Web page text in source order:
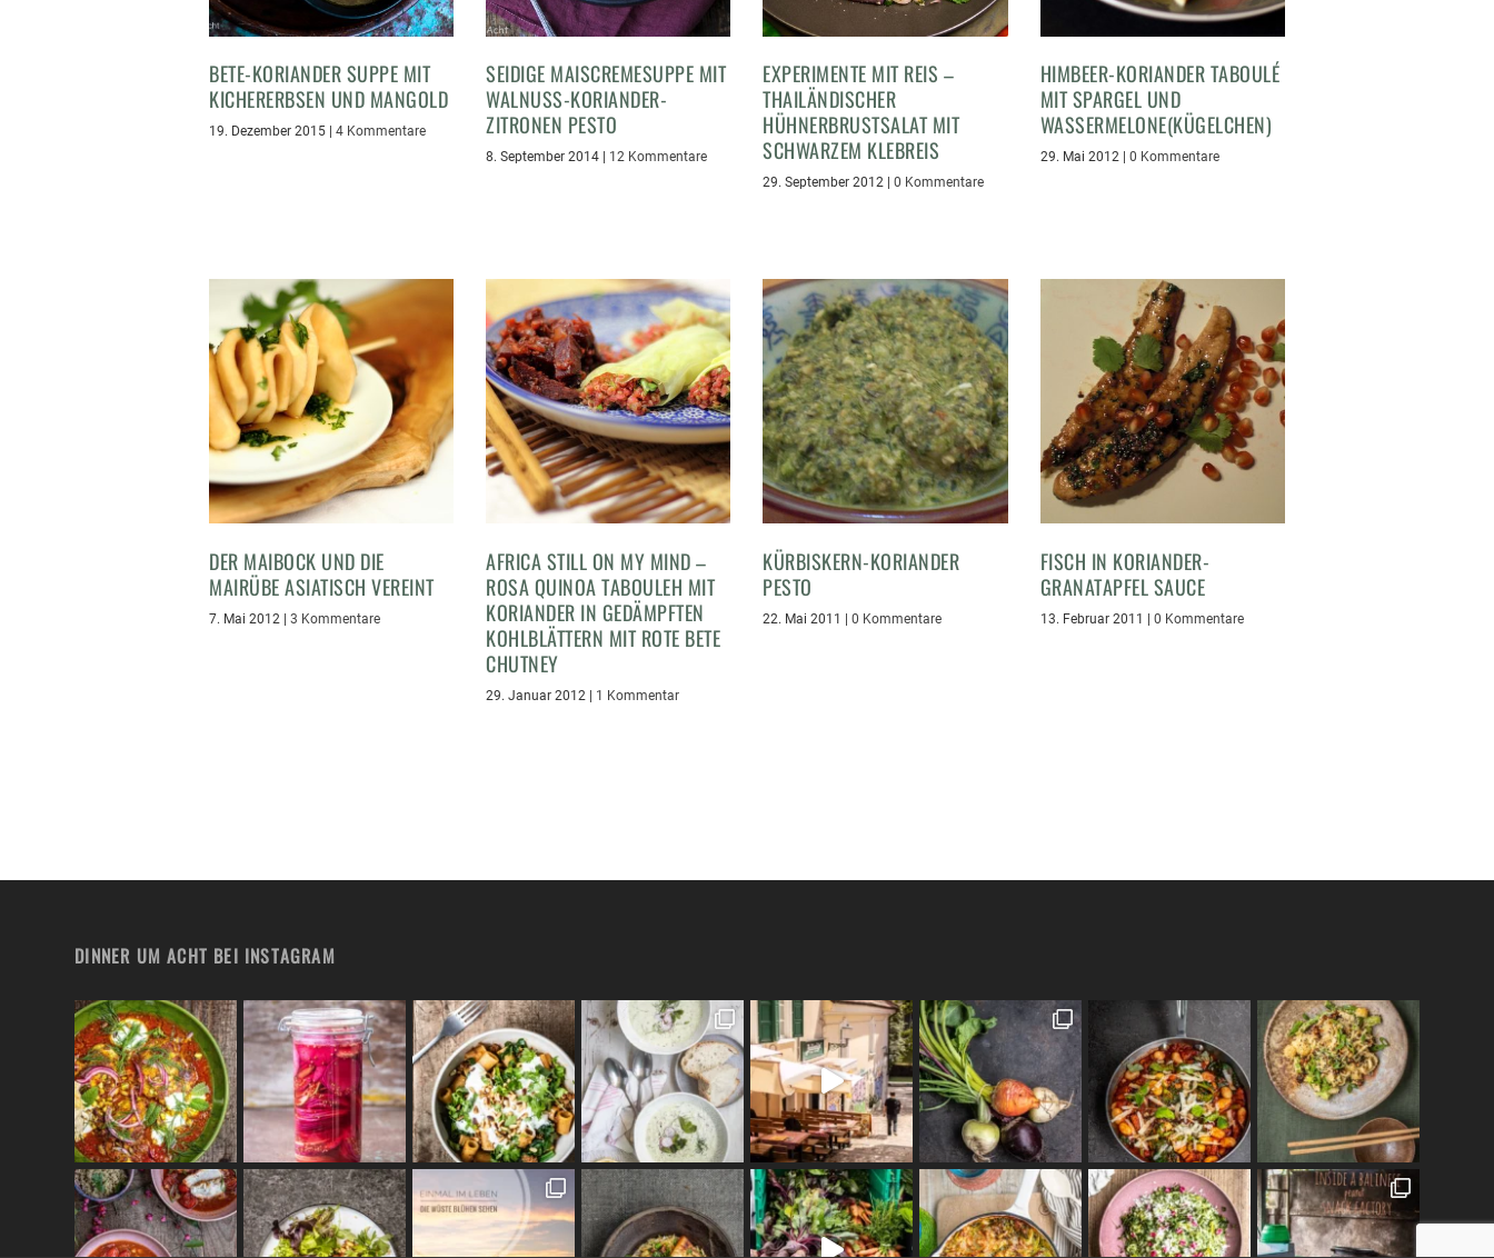
BETE-KORIANDER SUPPE MIT
KICHERERBSEN UND MANGOLD
19. Dezember 2015 |4 Kommentare
SEIDIGE MAISCREMESUPPE MIT
WALNUSS-KORIANDER-
ZITRONEN PESTO
8. September 2014 12 Kommentare
EXPERIMENTE MIT REIS –
THAILÄNDISCHER
HÜHNERBRUSTSALAT MIT
SCHWARZEM KLEBREIS
29. September 2012 |0 Kommentare
HIMBEER-KORIANDER TABOULÉ
MIT SPARGEL UND
WASSERMELONE(KÜGELCHEN)
29. Mai 2012| 0 Kommentare
DER MAIBOCK UND DIE
MAIRÜBE ASIATISCH VEREINT
7. Mai 2012 |3 Kommentare
AFRICA STILL ON MY MIND –
ROSA QUINOA TABOULEH MIT
KORIANDER IN GEDÄMPFTEN
KOHLBLÄTTERN MIT ROTE BETE
CHUTNEY
29. Januar 2012 | 1 Kommentar
KÜRBISKERN-KORIANDER
PESTO
22. Mai 2011 |0 Kommentare
FISCH IN KORIANDER-
GRANATAPFEL SAUCE
13. Februar 2011 | 0 Kommentare
DINNER UM ACHT BEI INSTAGRAM